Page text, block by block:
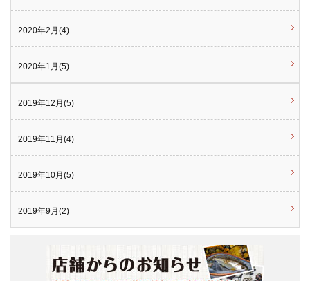
2020年2月(4)
2020年1月(5)
2019年12月(5)
2019年11月(4)
2019年10月(5)
2019年9月(2)